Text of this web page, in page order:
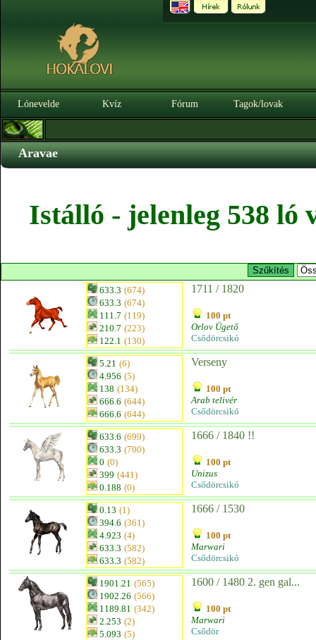
Lónevelde Kvíz Fórum Tagok/lovak
Aravae
Istálló - jelenleg 538 ló
633.3 (674)
633.3 (674)
111.7 (119)
210.7 (223)
122.1 (130)
1711 / 1820
100 pt
Orlov Ügető
Csődörcsikó
5.21 (6)
4.956 (5)
138 (134)
666.6 (644)
666.6 (644)
Verseny
100 pt
Arab telivér
Csődörcsikó
633.6 (699)
633.3 (700)
0 (0)
399 (441)
0.188 (0)
1666 / 1840 !!
100 pt
Unizus
Csődörcsikó
0.13 (1)
394.6 (361)
4.923 (4)
633.3 (582)
633.3 (582)
1666 / 1530
100 pt
Marwari
Csődörcsikó
1901.21 (565)
1902.26 (566)
1189.81 (342)
2.253 (2)
5.093 (5)
1600 / 1480 2. gen gal...
100 pt
Marwari
Csődör